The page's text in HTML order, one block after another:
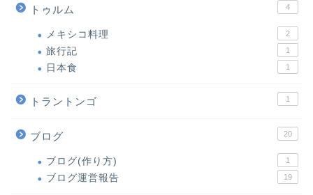
トゥルム 4
メキシコ料理 2
旅行記 1
日本食 1
トラントンゴ 1
ブログ 20
ブログ(作り方) 1
ブログ運営報告 19